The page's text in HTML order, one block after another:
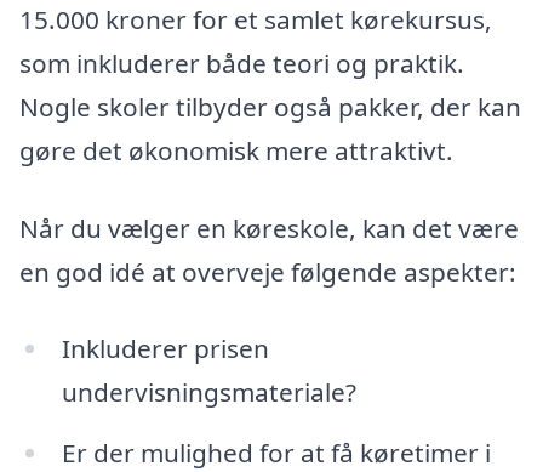
15.000 kroner for et samlet kørekursus,
som inkluderer både teori og praktik.
Nogle skoler tilbyder også pakker, der kan
gøre det økonomisk mere attraktivt.
Når du vælger en køreskole, kan det være
en god idé at overveje følgende aspekter:
Inkluderer prisen
undervisningsmateriale?
Er der mulighed for at få køretimer i